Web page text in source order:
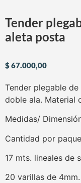
Tender
aleta posta
$67.000,00
Tender plegable
doble ala. Material
Medidas/
Cantidad por
17 mts. lineales de
20 varillas de 4mm.